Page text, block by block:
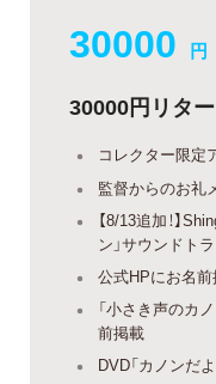
30000 円
30000円リタ
コレクター限定
監督からのお礼
【8/13追加！】
ン」サウンドト
公式HPにお名
「小さき声のカ
前掲載
DVD「カノンだ